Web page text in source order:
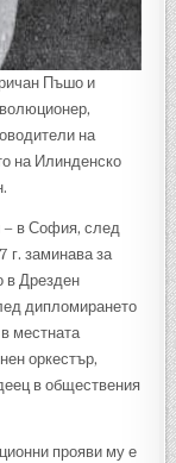
Пъшо и
на
на Илинденско
– в София, след
г. заминава за
в Дрезден
дипломирането
местната
оркестър,
в обществения
прояви му е